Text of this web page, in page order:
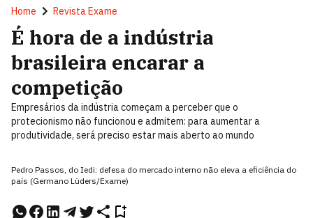
Home Revista Exame
É hora de a indústria
brasileira encarar a
competição
Empresários da indústria começam a perceber que o
protecionismo não funcionou e admitem: para aumentar a
produtividade, será preciso estar mais aberto ao mundo
Pedro Passos, do Iedi: defesa do mercado interno não eleva a eficiência do
país (Germano Lüders/Exame)